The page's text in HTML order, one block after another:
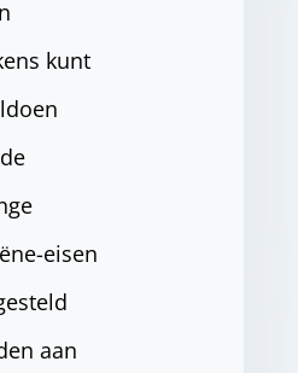
kunt
eisen
aan